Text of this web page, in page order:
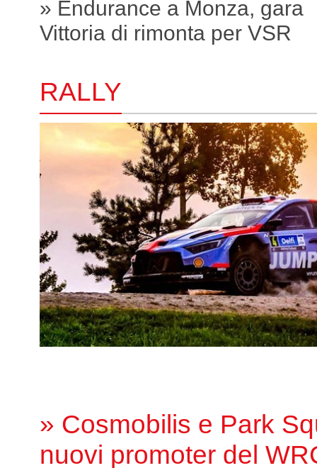
» Endurance a Monza, gara
Vittoria di rimonta per VSR
RALLY
» Cosmobilis e Park
nuovi promoter del